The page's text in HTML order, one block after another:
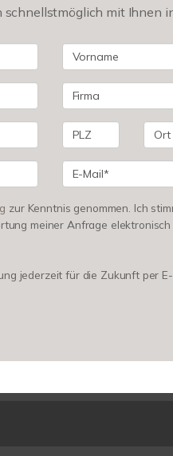
mit Ihnen
zur Kenntnis genommen. Ich
meiner Anfrage elektronisch
jederzeit für die Zukunft per